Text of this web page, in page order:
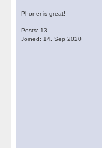
Phoner is great!
Posts: 13
Joined: 14. Sep 2020